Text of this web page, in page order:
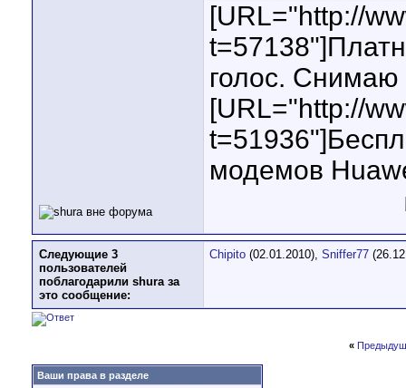
[URL="http://
голос. Снимаю
[URL="http://
модемов
Следующие 3
пользователей
поблагодарили shura за
это сообщение:
Chipito (02.01.2010), Sniffer77
«
Ваши права в разделе